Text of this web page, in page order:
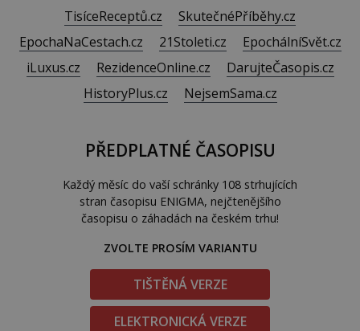
TisíceReceptů.cz
SkutečnéPříběhy.cz
EpochaNaCestach.cz
21Stoleti.cz
EpochálníSvět.cz
iLuxus.cz
RezidenceOnline.cz
DarujteČasopis.cz
HistoryPlus.cz
NejsemSama.cz
PŘEDPLATNÉ ČASOPISU
Každý měsíc do vaší schránky 108 strhujících
stran časopisu ENIGMA, nejčtenějšího
časopisu o záhadách na českém trhu!
ZVOLTE PROSÍM VARIANTU
TIŠTĚNÁ VERZE
ELEKTRONICKÁ VERZE